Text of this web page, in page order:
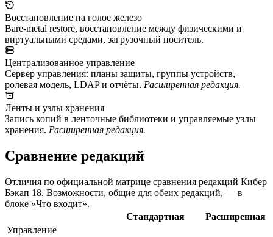
Восстановление на голое железо
Bare-metal restore, восстановление между физическими и
виртуальными средами, загрузочный носитель.
Централизованное управление
Сервер управления: планы защиты, группы устройств,
ролевая модель, LDAP и отчёты. Расширенная редакция.
Ленты и узлы хранения
Запись копий в ленточные библиотеки и управляемые узлы
хранения. Расширенная редакция.
Сравнение редакций
Отличия по официальной матрице сравнения редакций Кибер
Бэкап 18. Возможности, общие для обеих редакций, — в
блоке «Что входит».
Стандартная
Расширенная
Управление